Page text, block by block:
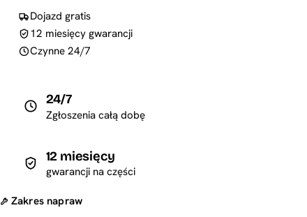
Dojazd gratis
12 miesięcy gwarancji
Czynne 24/7
24/7
Zgłoszenia całą dobę
12 miesięcy
gwarancji na części
Zakres napraw